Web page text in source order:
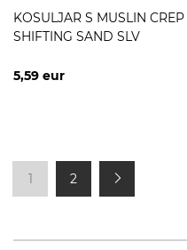
KOSULJAR S MUSLIN
SHIFTING SAND SLV
5,59 eur
1 2